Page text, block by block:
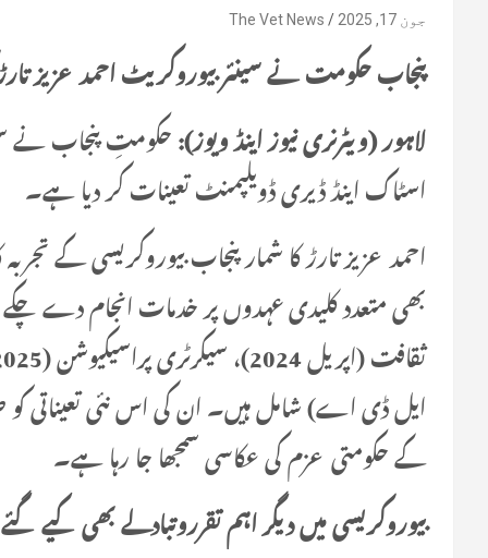
جون 17, 2025 The Vet News
پنجاب حکومت نے سینئر بیوروکریٹ احمد عزیز
لاہور (ویٹرنری نیوز اینڈ ویوز):حکومتِ پنجاب نے
اسٹاک اینڈ ڈیری ڈویلپمنٹ تعینات کر دیا ہے۔
احمد عزیز تارڑ کا شمار پنجاب بیوروکریسی کے
بھی متعدد کلیدی عہدوں پر خدمات انجام دے چکے
ایل ڈی اے) شامل ہیں۔ ان کی اس نئی تعیناتی
کے حکومتی عزم کی عکاسی سمجھا جا رہا ہے۔
بیوروکریسی میں دیگر اہم تقرروتبادلے بھی